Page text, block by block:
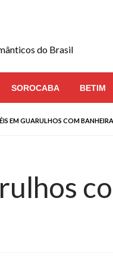
do Brasil
SOROCABA BETIM
EM GUARULHOS COM